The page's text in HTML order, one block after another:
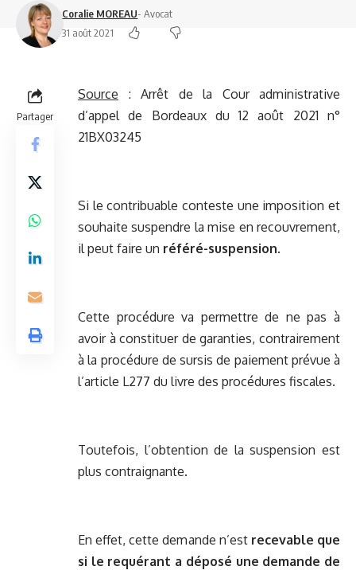
Coralie MOREAU- Avocat
31 août 2021
Partager
Source : Arrêt de la Cour administrative
d’appel de Bordeaux du 12 août 2021 n°
21BX03245
Si le contribuable conteste une imposition et
souhaite suspendre la mise en recouvrement,
il peut faire un référé-suspension.
Cette procédure va permettre de ne pas à
avoir à constituer de garanties, contrairement
à la procédure de sursis de paiement prévue à
l’article L277 du livre des procédures fiscales.
Toutefois, l’obtention de la suspension est
plus contraignante.
En effet, cette demande n’est recevable que
si le requérant a déposé une demande de